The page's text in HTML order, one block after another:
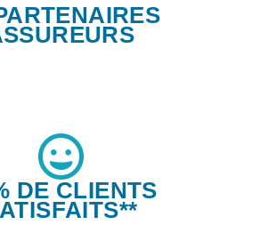
DE CLIENTS